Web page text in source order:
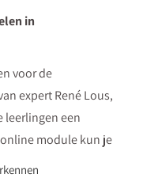
in
voor de
expert René Lous,
leerlingen een
module kun je